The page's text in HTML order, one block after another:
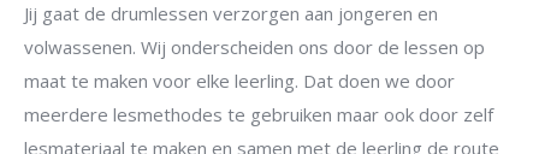
Jij gaat de drumlessen verzorgen aan jongeren en
volwassenen. Wij onderscheiden ons door de lessen op
maat te maken voor elke leerling. Dat doen we door
meerdere lesmethodes te gebruiken maar ook door zelf
lesmateriaal te maken en samen met de leerling de route